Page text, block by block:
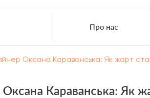
Про нас
Оксана Караванська: Як жарт
Караванська: Як